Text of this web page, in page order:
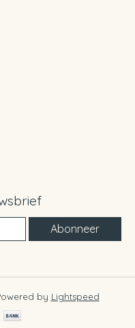
Abonneer
by Lightspeed